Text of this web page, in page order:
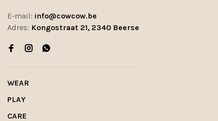
E-mail: info@cowcow.be
Adres: Kongostraat 21, 2340 Beerse
WEAR
PLAY
CARE